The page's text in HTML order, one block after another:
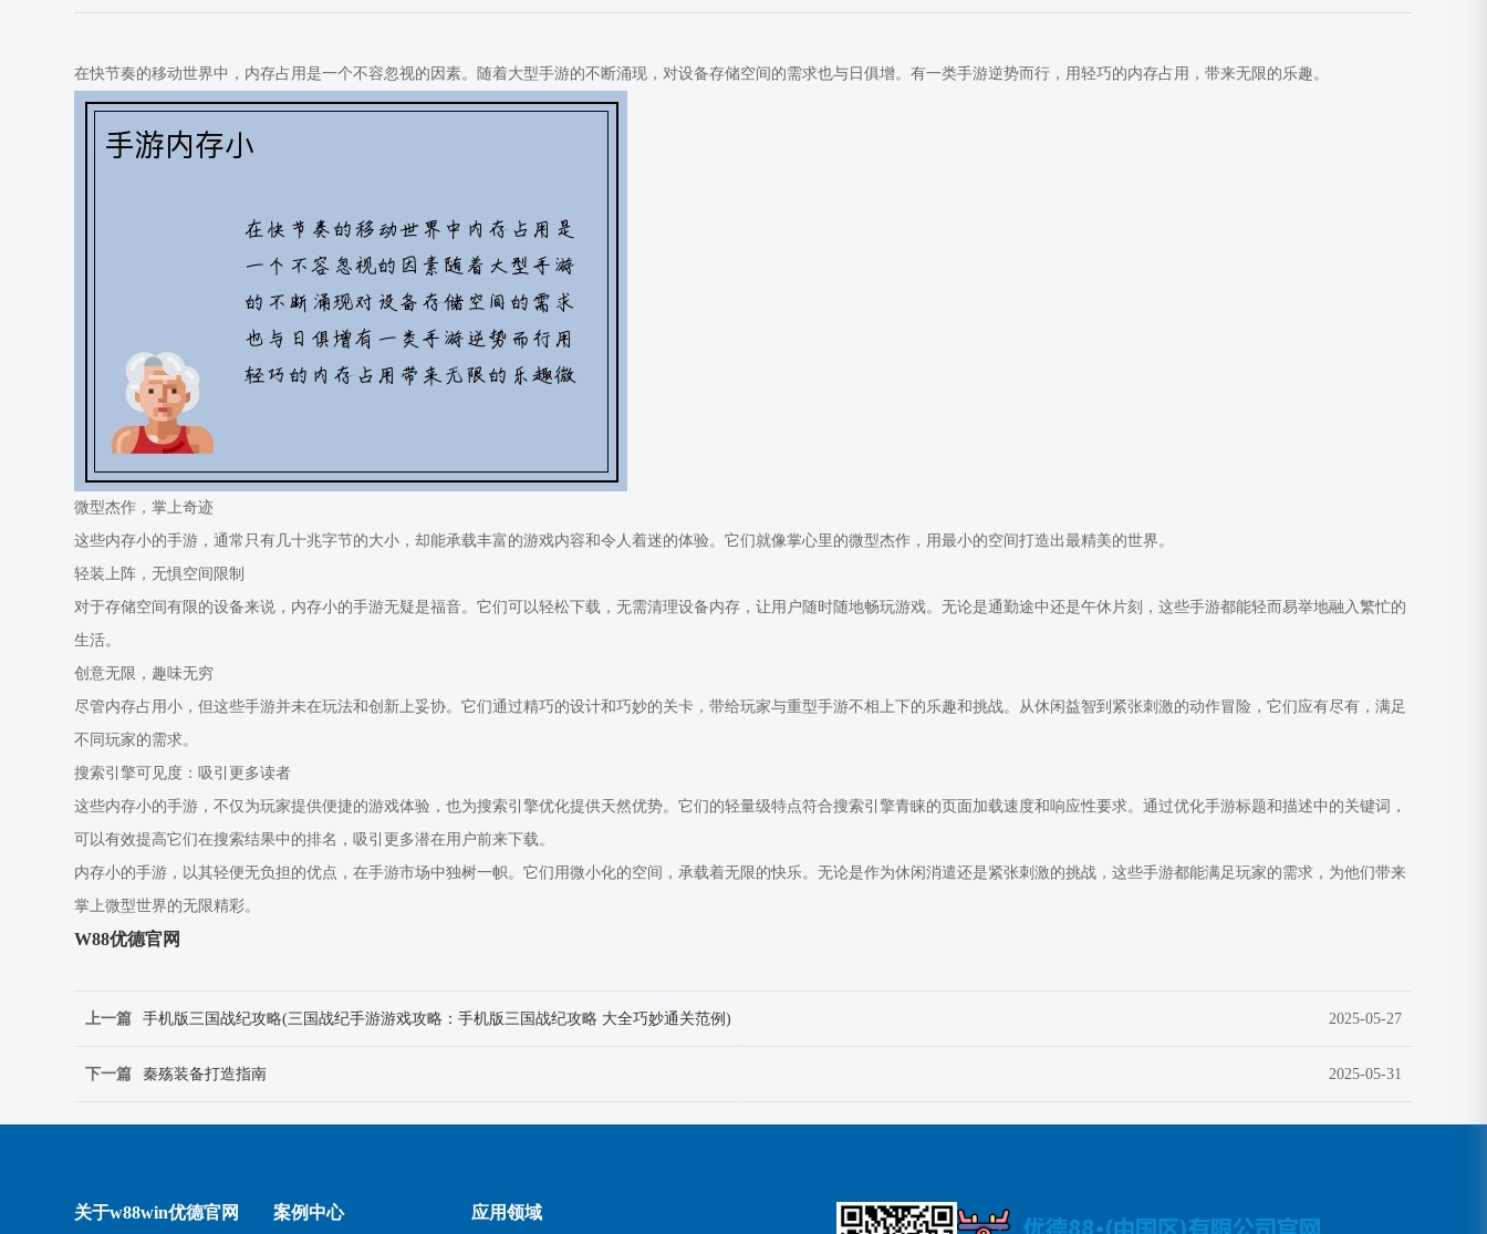
在快节奏的移动世界中，内存占用是一个不容忽视的因素。随着大型手游的不断涌现，对设备存储空间的需求也与日俱增。有一类手游逆势而行，用轻巧的内存占用，带来无限的乐趣。
微型杰作，掌上奇迹
这些内存小的手游，通常只有几十兆字节的大小，却能承载丰富的游戏内容和令人着迷的体验。它们就像掌心里的微型杰作，用最小的空间打造出最精美的世界。
轻装上阵，无惧空间限制
对于存储空间有限的设备来说，内存小的手游无疑是福音。它们可以轻松下载，无需清理设备内存，让用户随时随地畅玩游戏。无论是通勤途中还是午休片刻，这些手游都能轻而易举地融入繁忙的
生活。
创意无限，趣味无穷
尽管内存占用小，但这些手游并未在玩法和创新上妥协。它们通过精巧的设计和巧妙的关卡，带给玩家与重型手游不相上下的乐趣和挑战。从休闲益智到紧张刺激的动作冒险，它们应有尽有，满足
不同玩家的需求。
搜索引擎可见度：吸引更多读者
这些内存小的手游，不仅为玩家提供便捷的游戏体验，也为搜索引擎优化提供天然优势。它们的轻量级特点符合搜索引擎青睐的页面加载速度和响应性要求。通过优化手游标题和描述中的关键词，
可以有效提高它们在搜索结果中的排名，吸引更多潜在用户前来下载。
内存小的手游，以其轻便无负担的优点，在手游市场中独树一帜。它们用微小化的空间，承载着无限的快乐。无论是作为休闲消遣还是紧张刺激的挑战，这些手游都能满足玩家的需求，为他们带来
掌上微型世界的无限精彩。
W88优德官网
上一篇 手机版三国战纪攻略(三国战纪手游游戏攻略：手机版三国战纪攻略 大全巧妙通关范例) 2025-05-27
下一篇 秦殇装备打造指南 2025-05-31
关于w88win优德官网 案例中心 应用领域